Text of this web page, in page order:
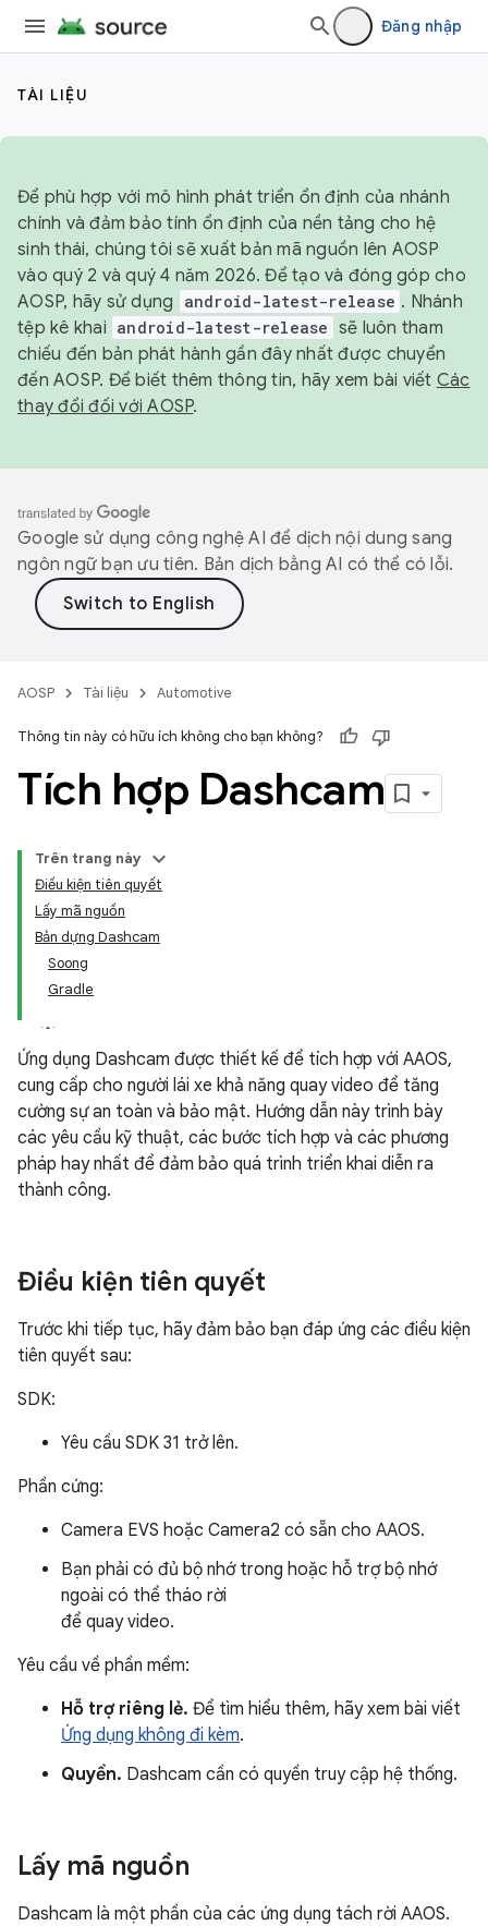
Đăng nhập
TÀI LIỆU
Để phù hợp với mô hình phát triển ổn định của nhánh
chính và đảm bảo tính ổn định của nền tảng cho hệ
sinh thái, chúng tôi sẽ xuất bản mã nguồn lên AOSP
vào quý 2 và quý 4 năm 2026. Để tạo và đóng góp cho
AOSP, hãy sử dụng
android-latest-release . Nhánh
tệp kê khai android-latest-release sẽ luôn tham
chiếu đến bản phát hành gần đây nhất được chuyển
đến AOSP. Để biết thêm thông tin, hãy xem bài viết Các
thay đổi đối với AOSP.
Google sử dụng công nghệ AI để dịch nội dung sang
ngôn ngữ bạn ưu tiên. Bản dịch bằng AI có thể có lỗi.
AOSP Tài liệu Automotive
Thông tin này có hữu ích không cho bạn không?
Tích hợp Dashcam
Trên trang này
Điều kiện tiên quyết
Lấy mã nguồn
Bản dựng Dashcam
Soong
Gradle
Ứng dụng Dashcam được thiết kế để tích hợp với AAOS,
cung cấp cho người lái xe khả năng quay video để tăng
cường sự an toàn và bảo mật. Hướng dẫn này trình bày
các yêu cầu kỹ thuật, các bước tích hợp và các phương
pháp hay nhất để đảm bảo quá trình triển khai diễn ra
thành công.
Điều kiện tiên quyết
Trước khi tiếp tục, hãy đảm bảo bạn đáp ứng các điều kiện
tiên quyết sau:
SDK:
Yêu cầu SDK 31 trở lên.
Phần cứng:
Camera EVS hoặc Camera2 có sẵn cho AAOS.
Bạn phải có đủ bộ nhớ trong hoặc hỗ trợ bộ nhớ
ngoài có thể tháo rời
để quay video.
Yêu cầu về phần mềm:
Hỗ trợ riêng lẻ. Để tìm hiểu thêm, hãy xem bài viết
Ứng dụng không đi kèm.
Quyền. Dashcam cần có quyền truy cập hệ thống.
Lấy mã nguồn
Dashcam là một phần của các ứng dụng tách rời AAOS.